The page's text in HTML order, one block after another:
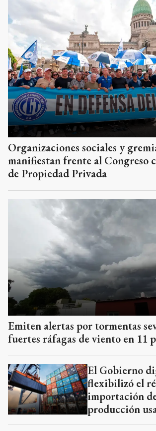
Organizaciones sociales y
manifiestan frente al Congreso
de Propiedad Privada
Emiten alertas por tormentas
fuertes ráfagas de viento en 11
El Gobierno
flexibilizó el
importación
producción